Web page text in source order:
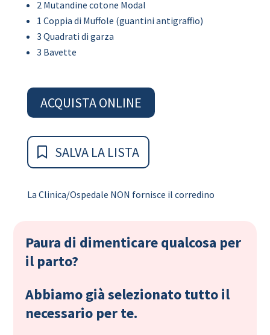
2 Mutandine cotone Modal
1 Coppia di Muffole (guantini antigraffio)
3 Quadrati di garza
3 Bavette
ACQUISTA ONLINE
SALVA LA LISTA
La Clinica/Ospedale NON fornisce il corredino
Paura di dimenticare qualcosa per
il parto?
Abbiamo già selezionato tutto il
necessario per te.